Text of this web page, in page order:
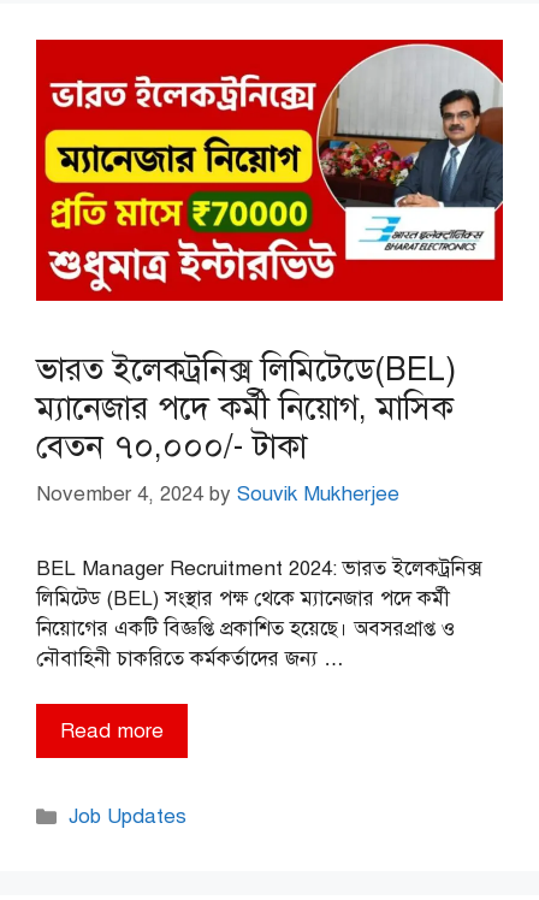
ভারত ইলেকট্রনিক্স লিমিটেডে(BEL)
ম্যানেজার পদে কর্মী নিয়োগ, মাসিক
বেতন ৭০,০০০/- টাকা
November 4, 2024 by Souvik Mukherjee
BEL Manager Recruitment 2024: ভারত ইলেকট্রনিক্স
লিমিটেড (BEL) সংস্থার পক্ষ থেকে ম্যানেজার পদে কর্মী
নিয়োগের একটি বিজ্ঞপ্তি প্রকাশিত হয়েছে। অবসরপ্রাপ্ত ও
নৌবাহিনী চাকরিতে কর্মকর্তাদের জন্য …
Read more
Categories
Job Updates